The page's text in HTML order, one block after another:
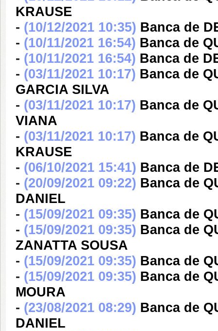
KRAUSE
- (10/12/2021 10:35) Banca de
- (10/11/2021 16:54) Banca de
- (10/11/2021 16:54) Banca de
- (03/11/2021 10:17) Banca de
GARCIA SILVA
- (03/11/2021 10:17) Banca de
VIANA
- (03/11/2021 10:17) Banca de
KRAUSE
- (06/10/2021 15:41) Banca de
- (20/09/2021 09:22) Banca de
DANIEL
- (15/09/2021 09:35) Banca de
- (15/09/2021 09:35) Banca de
ZANATTA SOUSA
- (15/09/2021 09:35) Banca de
- (15/09/2021 09:35) Banca de
MOURA
- (23/08/2021 08:29) Banca de
DANIEL